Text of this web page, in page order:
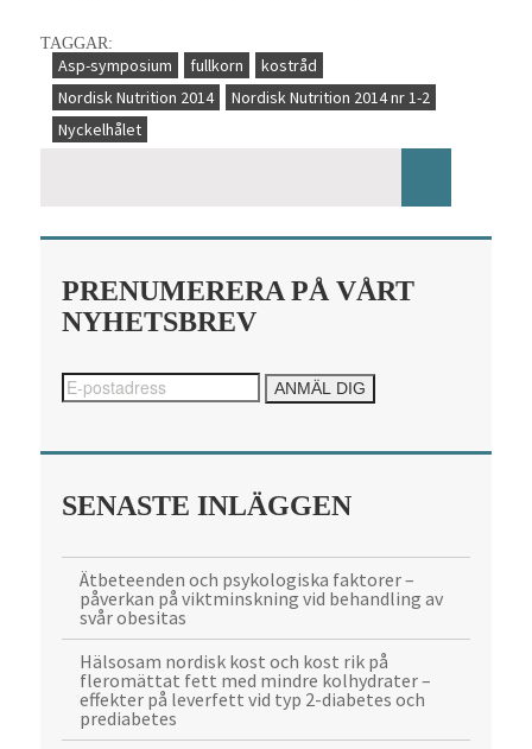
TAGGAR:
Asp-symposium fullkorn
kostråd
Nordisk Nutrition 2014
Nordisk Nutrition 2014 nr 1-2
Nyckelhålet
PRENUMERERA PÅ VÅRT
NYHETSBREV
SENASTE INLÄGGEN
Ätbeteenden och psykologiska faktorer –
påverkan på viktminskning vid behandling av
svår obesitas
Hälsosam nordisk kost och kost rik på
fleromättat fett med mindre kolhydrater –
effekter på leverfett vid typ 2-diabetes och
prediabetes